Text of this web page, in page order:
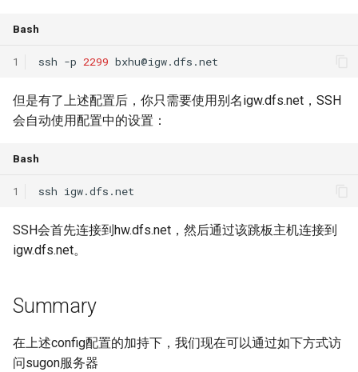
WWW24 SatGuard
S&P25 DCator
Nature25 Carbon-neutral
DC
Bash
1 ssh -p 2299 bxhu@igw.dfs.net
但是有了上述配置后，你只需要使用别名igw.dfs.net，SSH
会自动使用配置中的设置：
Bash
1 ssh
SSH会首先连接到hw.dfs.net，然后通过该跳板主机连接到
igw.dfs.net。
Summary
在上述config配置的加持下，我们现在可以通过如下方式访
问sugon服务器